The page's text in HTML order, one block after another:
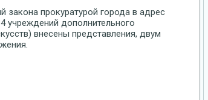
закона прокуратурой города в адрес
учреждений дополнительного
внесены представления, двум